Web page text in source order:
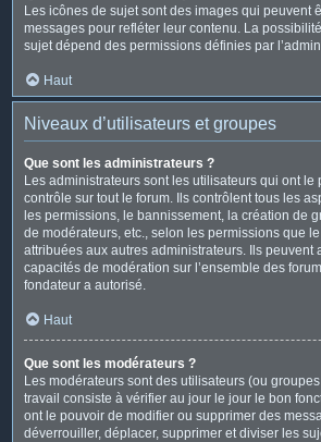
Les icônes de sujet sont des images qui peuvent
messages pour refléter leur contenu. La
sujet dépend des permissions définies par
Haut
Niveaux d’utilisateurs et groupes
Que sont les administrateurs ?
Les administrateurs sont les utilisateurs qui ont le
contrôle sur tout le forum. Ils contrôlent tous les
les permissions, le bannissement, la création de
de modérateurs, etc., selon les permissions que
attribuées aux autres administrateurs. Ils peuvent
capacités de modération sur l’ensemble des
fondateur a autorisé.
Haut
Que sont les modérateurs ?
Les modérateurs sont des utilisateurs (ou
travail consiste à vérifier au jour le jour le bon
ont le pouvoir de modifier ou supprimer des
déverrouiller, déplacer, supprimer et diviser les